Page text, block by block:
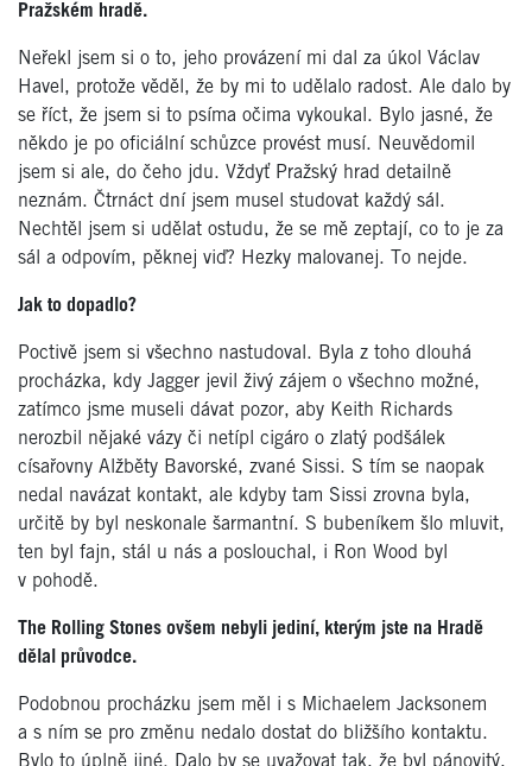
Pražském hradě.
Neřekl jsem si o to, jeho provázení mi dal za úkol Václav
Havel, protože věděl, že by mi to udělalo radost. Ale dalo by
se říct, že jsem si to psíma očima vykoukal. Bylo jasné, že
někdo je po oficiální schůzce provést musí. Neuvědomil
jsem si ale, do čeho jdu. Vždyť Pražský hrad detailně
neznám. Čtrnáct dní jsem musel studovat každý sál.
Nechtěl jsem si udělat ostudu, že se mě zeptají, co to je za
sál a odpovím, pěknej viď? Hezky malovanej. To nejde.
Jak to dopadlo?
Poctivě jsem si všechno nastudoval. Byla z toho dlouhá
procházka, kdy Jagger jevil živý zájem o všechno možné,
zatímco jsme museli dávat pozor, aby Keith Richards
nerozbil nějaké vázy či netípl cigáro o zlatý podšálek
císařovny Alžběty Bavorské, zvané Sissi. S tím se naopak
nedal navázat kontakt, ale kdyby tam Sissi zrovna byla,
určitě by byl neskonale šarmantní. S bubeníkem šlo mluvit,
ten byl fajn, stál u nás a poslouchal, i Ron Wood byl
v pohodě.
The Rolling Stones ovšem nebyli jediní, kterým jste na Hradě
dělal průvodce.
Podobnou procházku jsem měl i s Michaelem Jacksonem
a s ním se pro změnu nedalo dostat do bližšího kontaktu.
Bylo to úplně jiné. Dalo by se uvažovat tak, že byl pánovitý,